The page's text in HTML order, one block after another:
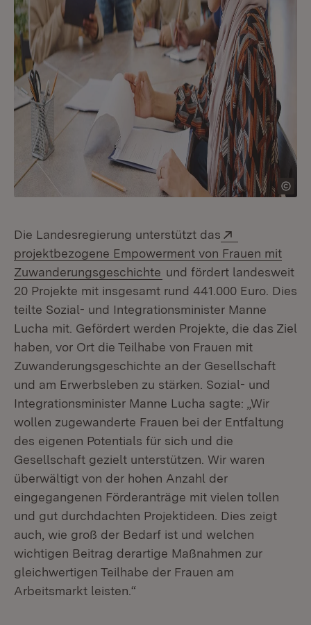
Die Landesregierung unterstützt das
projektbezogene Empowerment von Frauen mit
Zuwanderungsgeschichte (Öffnet in neuem Fenster)
und fördert landesweit
20 Projekte mit insgesamt rund 441.000 Euro. Dies
teilte Sozial- und Integrationsminister Manne
Lucha mit. Gefördert werden Projekte, die das Ziel
haben, vor Ort die Teilhabe von Frauen mit
Zuwanderungsgeschichte an der Gesellschaft
und am Erwerbsleben zu stärken. Sozial- und
Integrationsminister Manne Lucha sagte: „Wir
wollen zugewanderte Frauen bei der Entfaltung
des eigenen Potentials für sich und die
Gesellschaft gezielt unterstützen. Wir waren
überwältigt von der hohen Anzahl der
eingegangenen Förderanträge mit vielen tollen
und gut durchdachten Projektideen. Dies zeigt
auch, wie groß der Bedarf ist und welchen
wichtigen Beitrag derartige Maßnahmen zur
gleichwertigen Teilhabe der Frauen am
Arbeitsmarkt leisten.“